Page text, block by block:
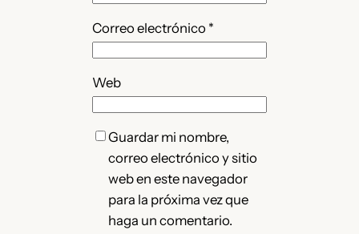
Correo electrónico *
Web
Guardar mi nombre,
correo electrónico y sitio
web en este navegador
para la próxima vez que
haga un comentario.